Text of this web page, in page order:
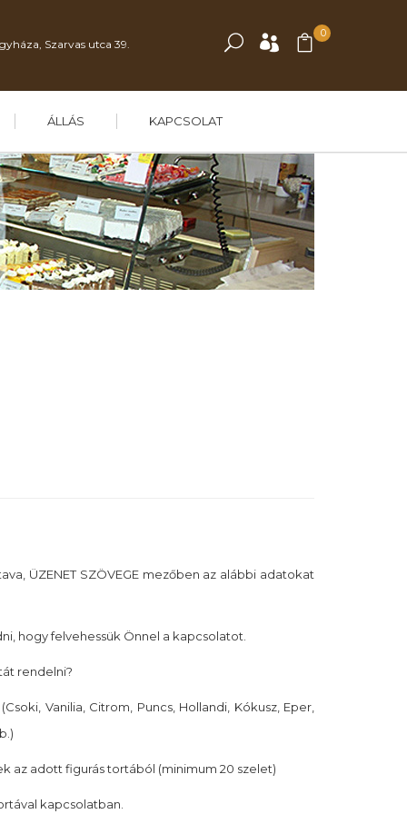
Szarvas utca 39.
0
ÁLLÁS KAPCSOLAT
ÜZENET SZÖVEGE mezőben az alábbi adatokat
hogy felvehessük Önnel a kapcsolatot.
rendelni?
Vanilia, Citrom, Puncs, Hollandi, Kókusz, Eper,
az adott figurás tortából (minimum 20 szelet)
kapcsolatban.